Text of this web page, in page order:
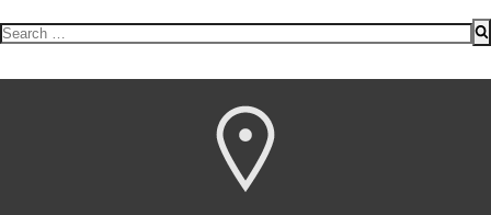
Search